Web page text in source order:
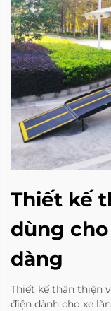
Thiết kế
dùng
dàng
Thiết kế thân thiện
điện dành cho xe